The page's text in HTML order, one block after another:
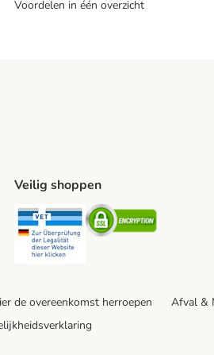
Voordelen in één overzicht
Veilig shoppen
Security Security
de overeenkomst herroepen Afval &